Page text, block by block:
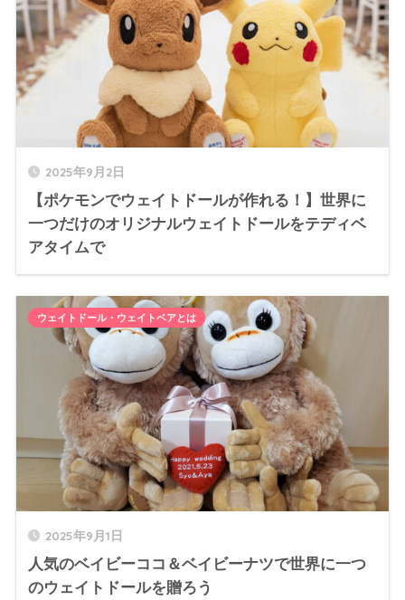
2025年9月2日
【ポケモンでウェイトドールが作れる！】世界に
一つだけのオリジナルウェイトドールをテディベ
アタイムで
2025年9月1日
人気のベイビーココ＆ベイビーナツで世界に一つ
のウェイトドールを贈ろう
ウェイトドール・ウェイトベアとは